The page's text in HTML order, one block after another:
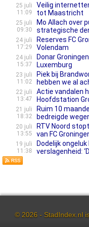
25 juli
11:09
Veilig
tot Maastricht
25 juli
09:30
Mo Allach over
strategische
24 juli
17:29
Reserves FC
Volendam
24 juli
15:37
Donar
Luxemburg
23 juli
11:02
Piek bij
hebben we al
22 juli
13:47
Actie vandalen
Hoofdstation
21 juli
18:32
Ruim 10
bedreigde
20 juli
13:55
RTV Noord
van FC
19 juli
11:38
Dodelijk
verslagenheid:
© 2026 - StadIndex.nl